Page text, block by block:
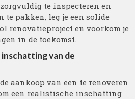
te inspecteren en
te pakken, leg je een solide
renovatieproject en voorkom je
in de toekomst.
van de
aankoop van een te renoveren
een realistische inschatting